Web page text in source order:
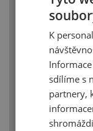
konstrukci
Z
původně
části.
činností se
v Kladně
společnost
K
sdílíme s
partnery,